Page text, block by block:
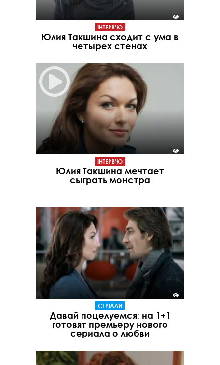
ІНТЕРВ'Ю
Юлия Такшина сходит с ума в
четырех стенах
ІНТЕРВ'Ю
Юлия Такшина мечтает
сыграть монстра
СЕРІАЛИ
Давай поцелуемся: на 1+1
готовят премьеру нового
сериала о любви